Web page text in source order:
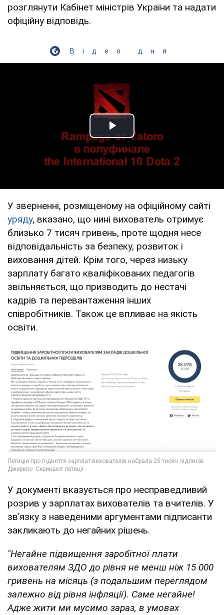
розглянути Кабінет міністрів України та надати
офіційну відповідь.
Відео дня
Play Video
У зверненні, розміщеному на офіційному сайті
уряду, вказано, що нині вихователь отримує
близько 7 тисяч гривень, проте щодня несе
відповідальність за безпеку, розвиток і
виховання дітей. Крім того, через низьку
зарплату багато кваліфікованих педагогів
звільняється, що призводить до нестачі
кадрів та перевантаження інших
співробітників. Також це впливає на якість
освіти.
У документі вказується про несправедливий
розрив у зарплатах вихователів та вчителів. У
звʼязку з наведеними аргументами підписанти
закликають до негайних рішень.
"Негайне підвищення заробітної плати
вихователям ЗДО до рівня не менш ніж 15 000
гривень на місяць (з подальшим переглядом
залежно від рівня інфляції). Саме негайне!
Адже жити ми мусимо зараз, в умовах